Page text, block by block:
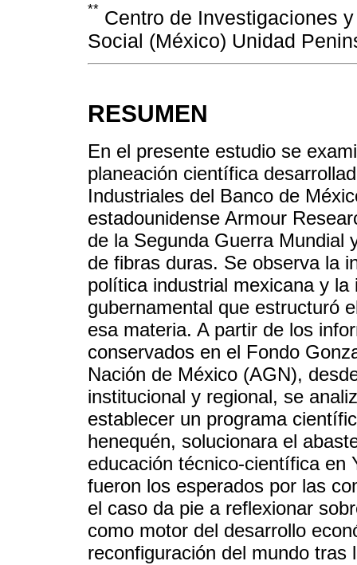
** Centro de Investigaciones
Social (México) Unidad
RESUMEN
En el presente estudio se
planeación científica
Industriales del Banco de
estadounidense Armour
de la Segunda Guerra Mundial
de fibras duras. Se observa la
política industrial mexicana y
gubernamental que estructuró
esa materia. A partir de los
conservados en el Fondo
Nación de México (AGN),
institucional y regional, se
establecer un programa
henequén, solucionara el
educación técnico-científica en
fueron los esperados por las
el caso da pie a reflexionar
como motor del desarrollo
reconfiguración del mundo tras